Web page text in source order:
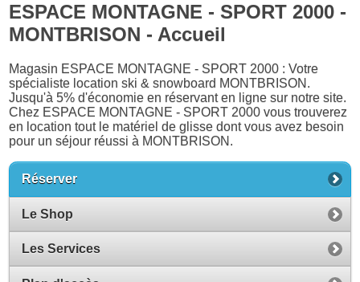
ESPACE MONTAGNE - SPORT 2000 -
MONTBRISON - Accueil
Magasin ESPACE MONTAGNE - SPORT 2000 : Votre
spécialiste location ski & snowboard MONTBRISON.
Jusqu'à 5% d'économie en réservant en ligne sur notre site.
Chez ESPACE MONTAGNE - SPORT 2000 vous trouverez
en location tout le matériel de glisse dont vous avez besoin
pour un séjour réussi à MONTBRISON.
Réserver
Le Shop
Les Services